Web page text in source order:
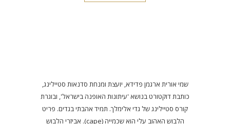
שמי אורית ארגמן פדידא, יועצת ומנחת סדנאות סטיילינג,
כותבת דוקטורט בנושא 'עיתונות האופנה בישראל', ובוגרת
קורס סטיילינג של גדי אלימלך. תמיד אהבתי בגדים. פריט
הלבוש האהוב עלי הוא שכמייה (cape). אביזרי הלבוש